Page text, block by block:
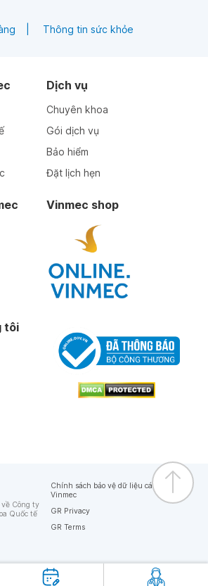
Thông tin sức khỏe
Dịch vụ
Chuyên khoa
Gói dịch vụ
Bảo hiểm
Đặt lịch hẹn
Vinmec shop
tôi
Công ty
Quốc tế
Chính sách bảo vệ dữ liệu cá nhân của
Vinmec
GR Privacy
GR Terms